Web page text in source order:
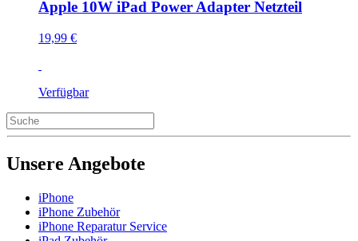
Apple 10W iPad Power Adapter Netzteil
19,99 €
Verfügbar
Unsere Angebote
iPhone
iPhone Zubehör
iPhone Reparatur Service